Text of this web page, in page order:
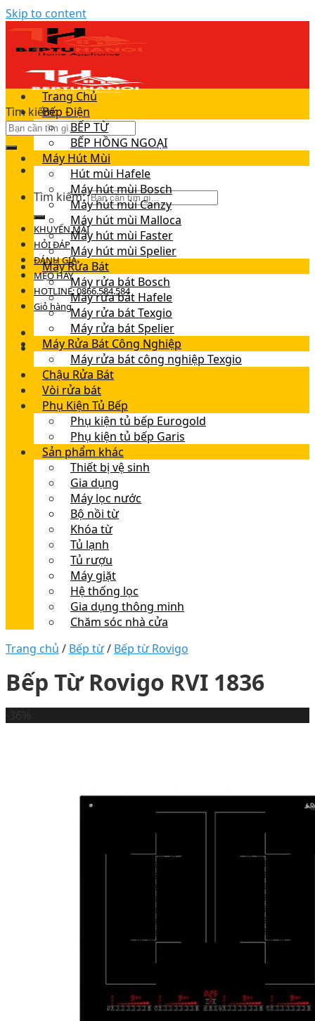
Skip to content
Tìm kiếm:
Tìm kiếm:
KHUYẾN MÃI
HỎI ĐÁP
ĐÁNH GIÁ
MẸO HAY
HOTLINE: 0866.584.584
Giỏ hàng
Trang Chủ
Bếp Điện
BẾP TỪ
BẾP HỒNG NGOẠI
Máy Hút Mùi
Hút mùi Hafele
Máy hút mùi Bosch
Máy hút mùi Canzy
Máy hút mùi Malloca
Máy hút mùi Faster
Máy hút mùi Spelier
Máy Rửa Bát
Máy rửa bát Bosch
Máy rửa bát Hafele
Máy rửa bát Texgio
Máy rửa bát Spelier
Máy Rửa Bát Công Nghiệp
Máy rửa bát công nghiệp Texgio
Chậu Rửa Bát
Vòi rửa bát
Phụ Kiện Tủ Bếp
Phụ kiện tủ bếp Eurogold
Phụ kiện tủ bếp Garis
Sản phẩm khác
Thiết bị vệ sinh
Gia dụng
Máy lọc nước
Bộ nồi từ
Khóa từ
Tủ lạnh
Tủ rượu
Máy giặt
Hệ thống lọc
Gia dụng thông minh
Chăm sóc nhà cửa
Trang chủ / Bếp từ/ Bếp từ Rovigo
Bếp Từ Rovigo RVI 1836